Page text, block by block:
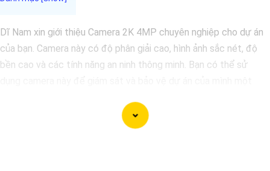
Dĩ Nam xin giới thiệu Camera 2K 4MP chuyên nghiệp cho dự án
của bạn. Camera này có độ phân giải cao, hình ảnh sắc nét, độ
bền cao và các tính năng an ninh thông minh. Bạn có thể sử
cho biết thêm chi tiết để chúng Từng công trình có thể hỗ trợ